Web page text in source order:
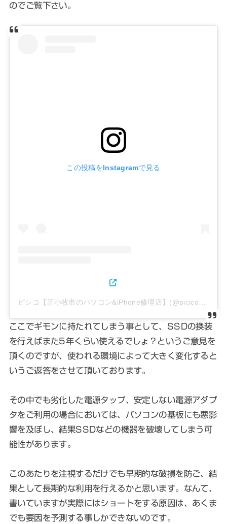
のでご覧下さい。
この投稿をInstagramで見る
ここでギモンに持たれてしまう事として、SSDの換装
を行えばまた5年くらい使えるでしょ？というご意見を
頂くのですが、使われる環境によって大きく変化すると
いうご返答をさせて頂いております。
その中でも劣化した電源タップ、安定しない電源アダプ
タをご利用の場合においては、パソコンの基板にも悪影
響を及ぼし、結果SSDなどの機器を破壊してしまう可
能性があります。
このあたりを注視するだけでも早期的な破損を防ご、結
果として長期的な利用を行えるかと思います。なんて、
書いていますが実際にはショートをする原因は、あくま
でも要因を予測する事しかできないのです。